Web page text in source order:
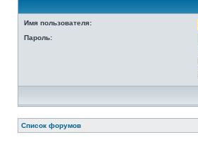
Имя пользователя:
Пароль:
Список форумов